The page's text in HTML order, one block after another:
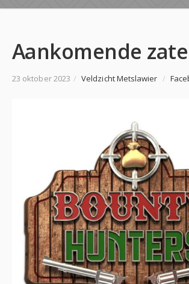
23 oktober 2023 / Veldzicht Metslawier /